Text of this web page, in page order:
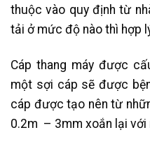
thuộc vào quy định từ
tải ở mức độ nào thì hợp
Cáp thang máy được
một sợi cáp sẽ được
cáp được tạo nên từ
0.2m – 3mm xoắn lại với